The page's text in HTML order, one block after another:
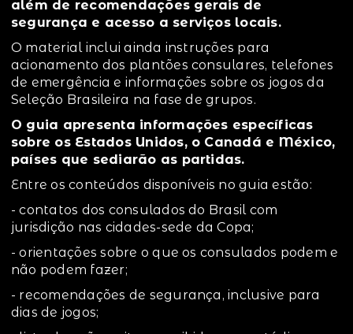
além de recomendações gerais de
segurança e acesso a serviços locais.
O material inclui ainda instruções para
acionamento dos plantões consulares, telefones
de emergência e informações sobre os jogos da
Seleção Brasileira na fase de grupos.
O guia apresenta informações específicas
sobre os Estados Unidos, o Canadá e México,
países que sediarão as partidas.
Entre os conteúdos disponíveis no guia estão:
- contatos dos consulados do Brasil com
jurisdição nas cidades-sede da Copa;
- orientações sobre o que os consulados podem e
não podem fazer;
- recomendações de segurança, inclusive para
dias de jogos;